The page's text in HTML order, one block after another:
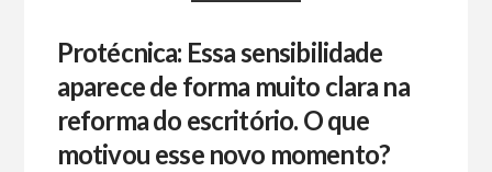
Protécnica: Essa sensibilidade
aparece de forma muito clara na
reforma do escritório. O que
motivou esse novo momento?